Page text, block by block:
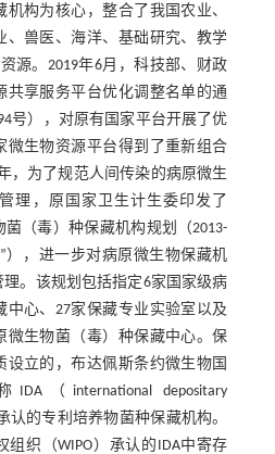
构为核心，整合了我国农业、
、兽医、海洋、基础研究、教学
源。2019年6月，科技部、财政
共享服务平台优化调整名单的通
号），对原有国家平台开展了优
微生物资源平台得到了重新组合
，为了规范人间传染的病原微生
理，原国家卫生计生委印发了
菌（毒）种保藏机构规划（2013-
），进一步对病原微生物保藏机
。该规划包括指定6家国家级病
中心、27家保藏专业实验室以及
微生物菌（毒）种保藏中心。保
设立的，布达佩斯条约微生物国
（international depositary
认的专利培养物菌种保藏机构。
织（WIPO）承认的IDA中寄存